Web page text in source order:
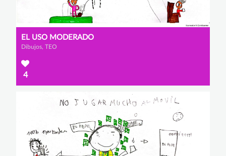
EL USO MODERADO
Dibujos, TEO
4